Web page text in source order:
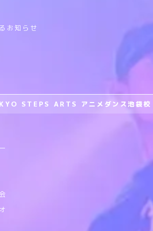
お知らせ
STEPS ARTS アニメダンス池袋校